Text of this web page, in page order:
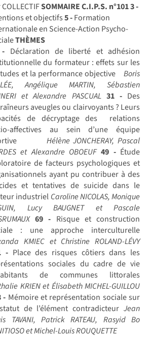
SOMMAIRE C.I.P.S. n°1013 -
et objectifs5 -Formation
en Science-Action Psycho-
THÈMES
Déclaration de liberté et adhésion
du formateur : effets sur les
et la performance objective
Boris
Angélique MARTIN, Sébastien
et Alexandre PASCUAL 31 -Des
aveugles ou clairvoyants ? Leurs
de décryptage des relations
affectives au sein d’une équipe
Hélène JONCHERAY, Pascal
et Alexandre OBOEUF 49 -Étude
de facteurs psychologiques et
ayant pu contribuer à des
et tentatives de suicide dans le
industriel Caroline NICOLAS, Monique
Lucy BAUGNET et Pascale
69 - Risque et construction
: une approche interculturelle
KMIEC et Christine ROLAND-LÉVY
-Place des risques côtiers dans les
sociales du cadre de vie
de communes littorales
KRIEN et Élisabeth MICHEL-GUILLOU
- Mémoire et représentation sociale sur
de l’élément contradicteur Jean
TAVANI, Patrick RATEAU, Rasyid Bo
et Michel-Louis ROUQUETTE